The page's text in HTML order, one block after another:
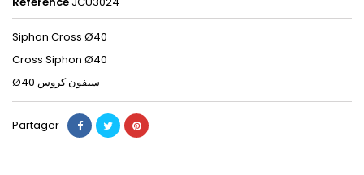
Siphon Cross Ø40
Cross Siphon Ø40
Ø40 ﺳﻴﻔﻮﻥ ﻛﺮﻭﺱ
Partager